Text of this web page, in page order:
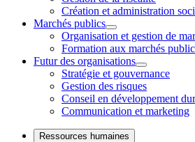
Création et administration
Marchés publics
Organisation et gestion de
Formation aux marchés
Futur des organisations
Stratégie et gouvernance
Gestion des risques
Conseil en développement
Communication et marketing
Ressources humaines